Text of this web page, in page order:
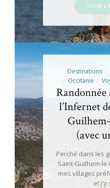
VOIR
Destinations
Occitanie
l’Infernet
(avec
Perché dans les
Saint-Guilhem-
mes villages
et j'y